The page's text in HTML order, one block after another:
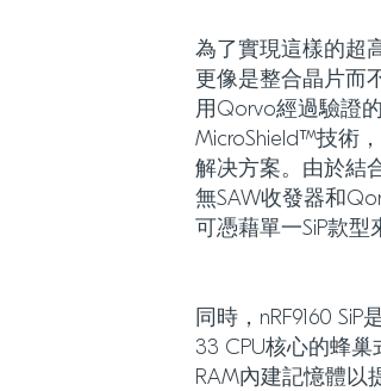
為了實現這樣的超
更像是整合晶片而
用Qorvo經過驗證
MicroShield™技術
解决方案。由於結
無SAW收發器和
可憑藉單一SiP款型
同時，nRF9160
33 CPU核心的蜂巢
RAM內建記憶體以